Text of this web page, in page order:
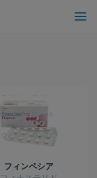
フィンペシア